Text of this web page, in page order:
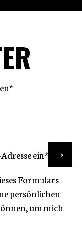
Formulars
persönlichen
um mich